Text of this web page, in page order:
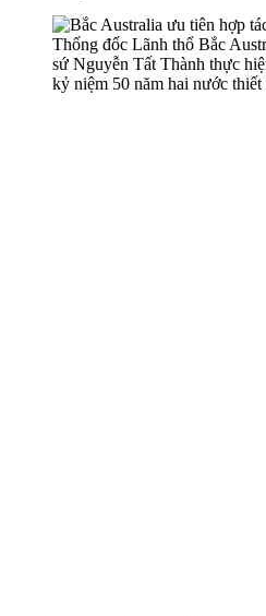
Thống đốc Lãnh thổ Bắc
sứ Nguyễn Tất Thành thực
kỷ niệm 50 năm hai nước